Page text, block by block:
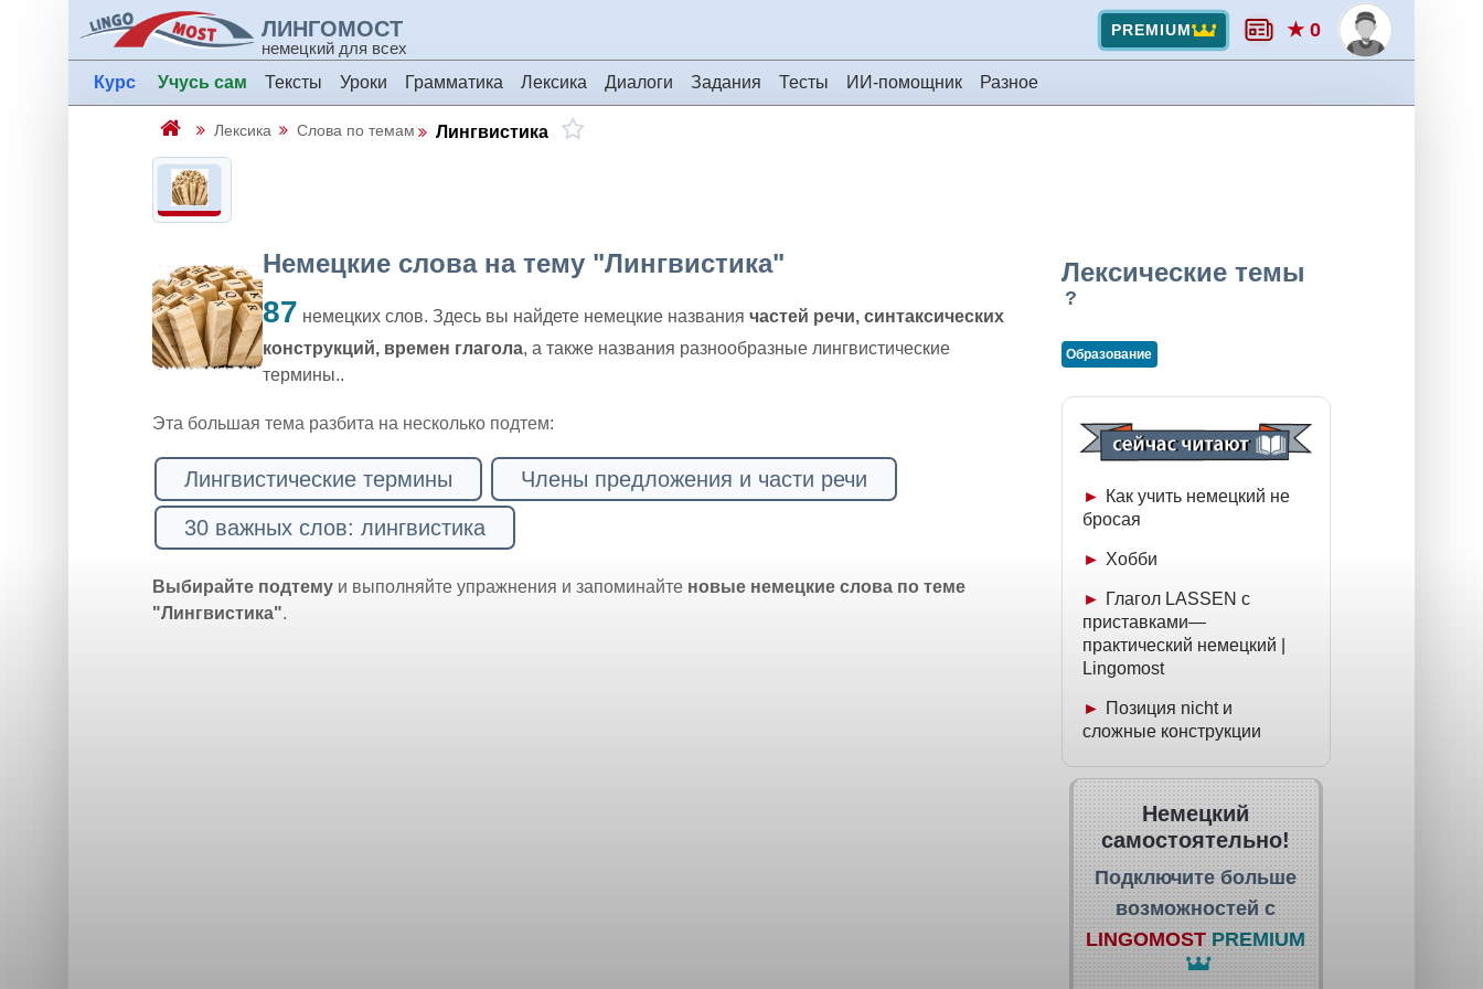
ЛИНГОМОСТ
немецкий для всех
PREMIUM ★ 0
Курс Учусь сам Тексты Уроки Грамматика Лексика Диалоги Задания Тесты ИИ-помощник Разное
Лексика Слова по темам Лингвистика
Немецкие слова на тему "Лингвистика"
87 немецких слов. Здесь вы найдете немецкие названия частей речи, синтаксических
конструкций, времен глагола, а также названия разнообразные лингвистические
термины..
Эта большая тема разбита на несколько подтем:
Лингвистические термины
Члены предложения и части речи
30 важных слов: лингвистика
Выбирайте подтему и выполняйте упражнения и запоминайте новые немецкие слова по теме
"Лингвистика".
Лексические темы
?
Образование
Как учить немецкий не
бросая
Хобби
Глагол LASSEN с
приставками—
практический немецкий |
Lingomost
Позиция nicht и
сложные конструкции
Немецкий
самостоятельно!
Подключите больше
возможностей с
LINGOMOST PREMIUM